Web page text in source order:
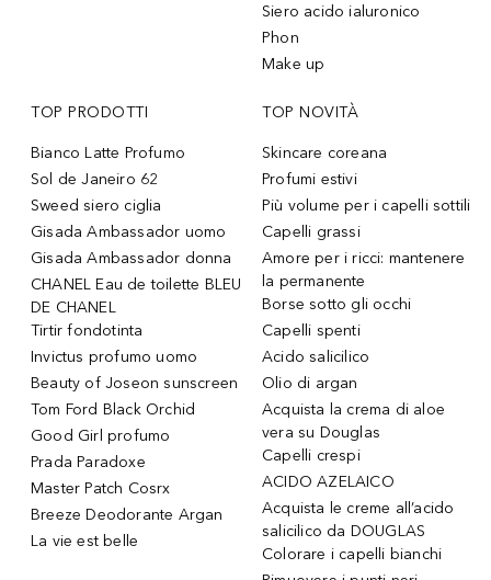
Siero acido ialuronico
Phon
Make up
TOP PRODOTTI
Bianco Latte Profumo
Sol de Janeiro 62
Sweed siero ciglia
Gisada Ambassador uomo
Gisada Ambassador donna
CHANEL Eau de toilette BLEU
DE CHANEL
Tirtir fondotinta
Invictus profumo uomo
Beauty of Joseon sunscreen
Tom Ford Black Orchid
Good Girl profumo
Prada Paradoxe
Master Patch Cosrx
Breeze Deodorante Argan
La vie est belle
TOP NOVITÀ
Skincare coreana
Profumi estivi
Più volume per i capelli sottili
Capelli grassi
Amore per i ricci: mantenere
la permanente
Borse sotto gli occhi
Capelli spenti
Acido salicilico
Olio di argan
Acquista la crema di aloe
vera su Douglas
Capelli crespi
ACIDO AZELAICO
Acquista le creme all’acido
salicilico da DOUGLAS
Colorare i capelli bianchi